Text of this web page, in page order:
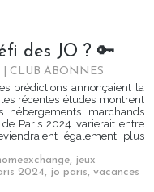
des JO ? 🔑
CLUB ABONNES
prédictions annonçaient la
récentes études montrent
hébergements marchands
Paris 2024 varierait entre
également plus
, jeux
2024, jo paris, vacances